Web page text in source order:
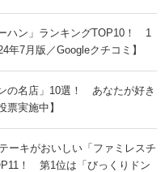
ハン」ランキングTOP10！ 1
年7月版／Googleクチコミ】
の名店」10選！ あなたが好き
票実施中】
ーキがおいしい「ファミレスチ
！ 第1位は「びっくりドン